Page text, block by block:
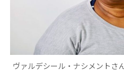
ヴァルデシール・ナシメント